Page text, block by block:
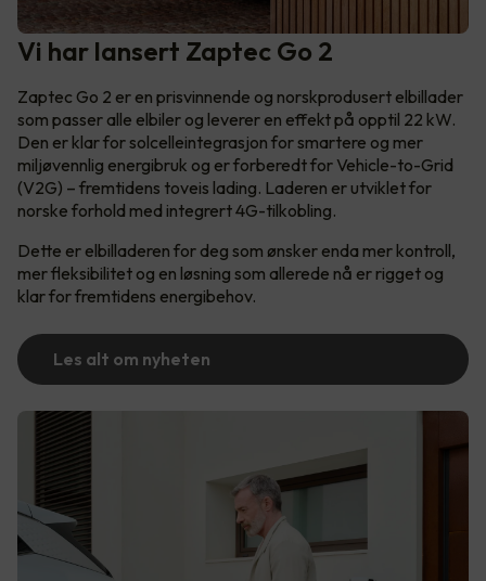
Vi har lansert Zaptec Go 2
Zaptec Go 2 er en prisvinnende og norskprodusert elbillader
som passer alle elbiler og leverer en effekt på opptil 22 kW.
Den er klar for solcelleintegrasjon for smartere og mer
miljøvennlig energibruk og er forberedt for Vehicle-to-Grid
(V2G) – fremtidens toveis lading. Laderen er utviklet for
norske forhold med integrert 4G-tilkobling.
Dette er elbilladeren for deg som ønsker enda mer kontroll,
mer fleksibilitet og en løsning som allerede nå er rigget og
klar for fremtidens energibehov.
Les alt om nyheten